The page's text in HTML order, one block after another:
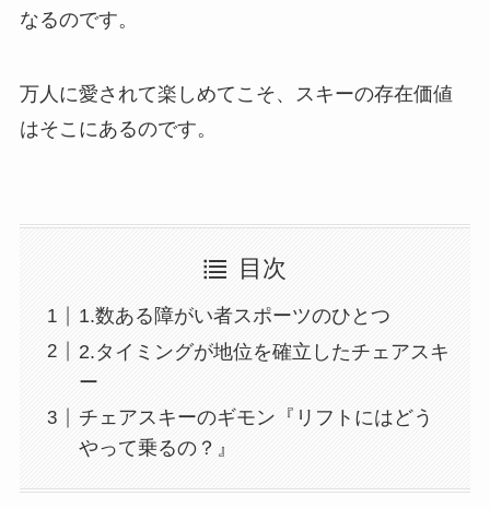
なるのです。
万人に愛されて楽しめてこそ、スキーの存在価値
はそこにあるのです。
目次
1.数ある障がい者スポーツのひとつ
2.タイミングが地位を確立したチェアスキ
ー
チェアスキーのギモン『リフトにはどう
やって乗るの？』